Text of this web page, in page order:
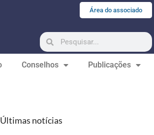
Área do associado
Conselhos Publicações
Últimas notícias